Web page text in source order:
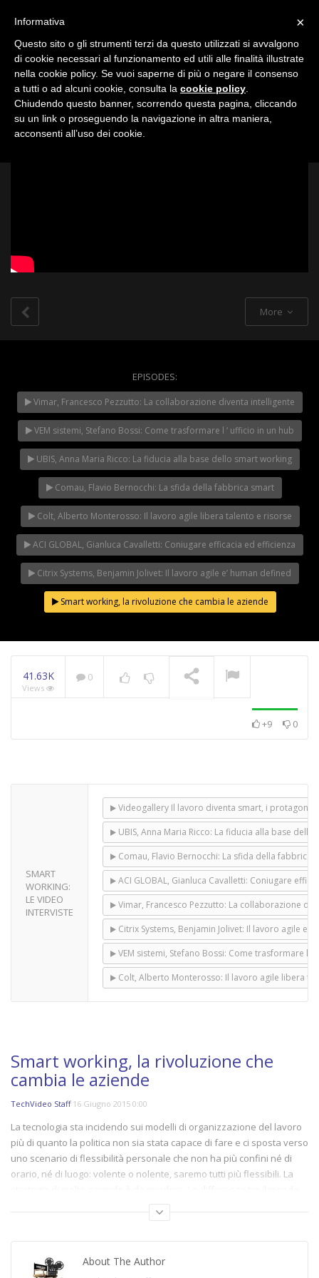
All
More
NOW PLAYING
WeChangeIT Forum
2023 – Il Made in Italy
secondo Giulio Sapelli
EPISODES:
Vimar, Francesco Pezzutto: La collaborazione diventa intelligente
VEM sistemi, Stefano Bossi: Come trasformare l ‘ ufficio in un hub
UBIS, Anna Maria Ricco: La fiducia alla base dello smart working
Comau, Flavio Bernocchi: La sfida della fabbrica smart
Colt, Alberto Monterosso: Il lavoro agile libera talento e risorse
ACI GLOBAL, Gianluca Cavalletti: Coniugare efficacia ed efficienza
Citrix Systems, Benjamin Jolivet: Il lavoro agile e’ human defined
Smart working, la rivoluzione che cambia le aziende
41.63K
Views
0
+9 0
SMART
WORKING:
LE VIDEO
INTERVISTE
Videogallery Il lavoro diventa smart, i
UBIS, Anna Maria Ricco: La fiducia alla base
Comau, Flavio Bernocchi: La sfida della fabbrica
ACI GLOBAL, Gianluca Cavalletti: Coniugare
Vimar, Francesco Pezzutto: La collaborazione
Citrix Systems, Benjamin Jolivet: Il lavoro agile e’
VEM sistemi, Stefano Bossi: Come trasformare l ‘
Colt, Alberto Monterosso: Il lavoro agile libera
Smart working, la rivoluzione che
cambia le aziende
TechVideo Staff 16 Giugno 2015 0:00
La tecnologia sta incidendo sui modelli di organizzazione del lavoro
più di quanto la politica non sia stata capace di fare e ci sposta verso
uno scenario di flessibilità personale che non ha più confini né di
orario, né di luogo: volente o nolente, saremo tutti più flessibili. La
della “fabbrica” di produzione e quello dell’ufficio, tipico dei
knowledge worker, restano, ma la tendenza è quella di disarticolare
lavorano è cambiato nel corso della storia a causa di diversi fattori
About The Author
×
Informativa
Questo sito o gli strumenti terzi da questo utilizzati si avvalgono
di cookie necessari al funzionamento ed utili alle finalità illustrate
nella cookie policy. Se vuoi saperne di più o negare il consenso
a tutti o ad alcuni cookie, consulta la cookie policy
Chiudendo questo banner, scorrendo questa pagina, cliccando
su un link o proseguendo la navigazione in altra maniera,
acconsenti all’uso dei cookie.